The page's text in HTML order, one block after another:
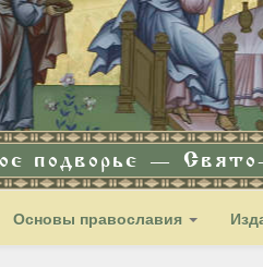
подворье —
Основы православия